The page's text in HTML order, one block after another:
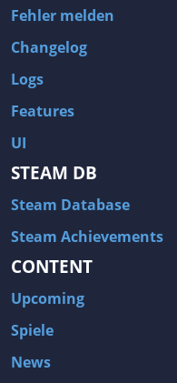
Fehler melden
Changelog
Logs
Features
UI
STEAM DB
Steam Database
Steam Achievements
CONTENT
Upcoming
Spiele
News